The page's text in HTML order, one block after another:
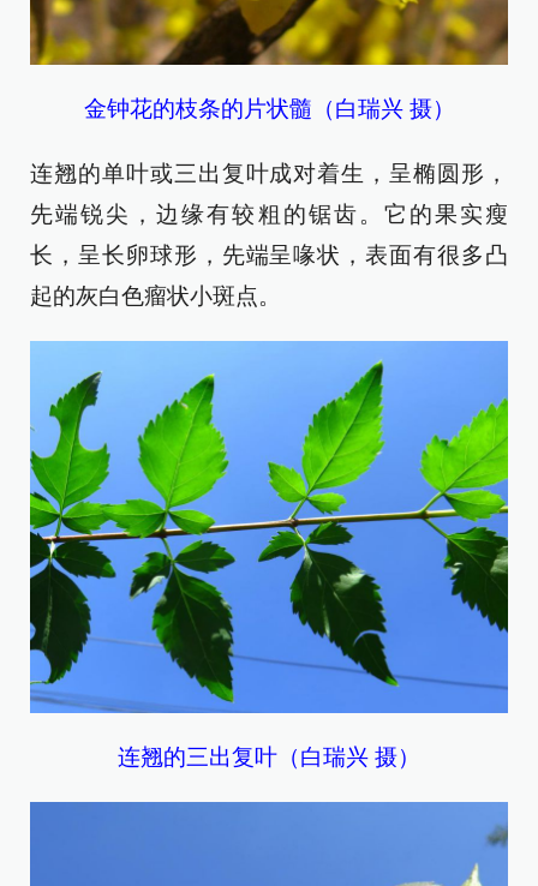
金钟花的枝条的片状髓（白瑞兴 摄）
连翘的单叶或三出复叶成对着生，呈椭圆形，
先端锐尖，边缘有较粗的锯齿。它的果实瘦
长，呈长卵球形，先端呈喙状，表面有很多凸
起的灰白色瘤状小斑点。
连翘的三出复叶（白瑞兴 摄）